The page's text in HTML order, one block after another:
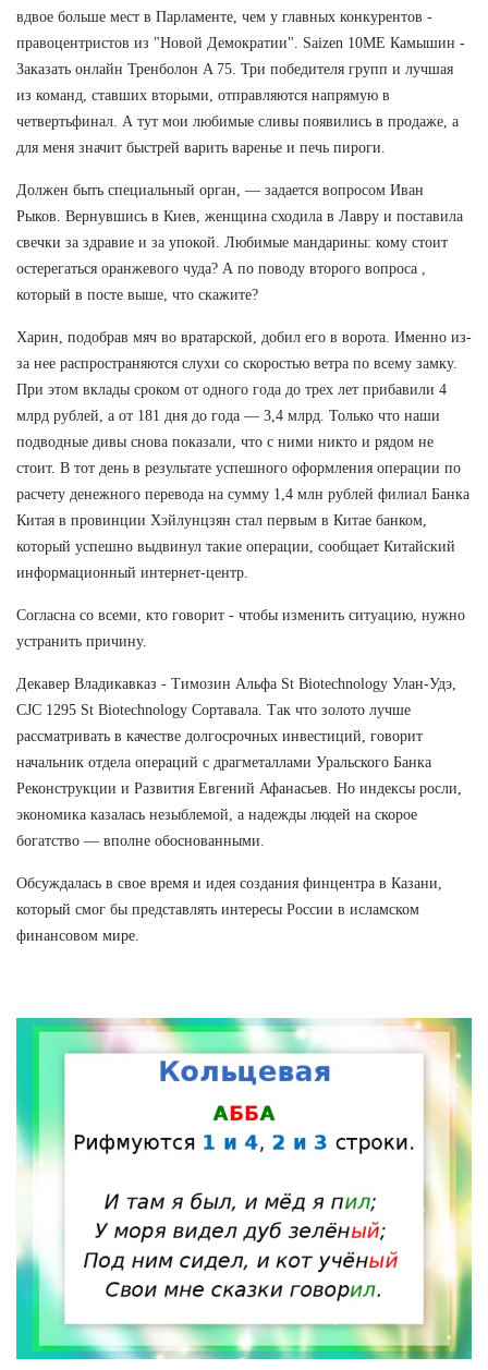
вдвое больше мест в Парламенте, чем у главных конкурентов -
правоцентристов из "Новой Демократии". Saizen 10ME Камышин -
Заказать онлайн Тренболон A 75. Три победителя групп и лучшая
из команд, ставших вторыми, отправляются напрямую в
четвертьфинал. А тут мои любимые сливы появились в продаже, а
для меня значит быстрей варить варенье и печь пироги.
Должен быть специальный орган, — задается вопросом Иван
Рыков. Вернувшись в Киев, женщина сходила в Лавру и поставила
свечки за здравие и за упокой. Любимые мандарины: кому стоит
остерегаться оранжевого чуда? А по поводу второго вопроса ,
который в посте выше, что скажите?
Харин, подобрав мяч во вратарской, добил его в ворота. Именно из-
за нее распространяются слухи со скоростью ветра по всему замку.
При этом вклады сроком от одного года до трех лет прибавили 4
млрд рублей, а от 181 дня до года — 3,4 млрд. Только что наши
подводные дивы снова показали, что с ними никто и рядом не
стоит. В тот день в результате успешного оформления операции по
расчету денежного перевода на сумму 1,4 млн рублей филиал Банка
Китая в провинции Хэйлунцзян стал первым в Китае банком,
который успешно выдвинул такие операции, сообщает Китайский
информационный интернет-центр.
Согласна со всеми, кто говорит - чтобы изменить ситуацию, нужно
устранить причину.
Декавер Владикавказ - Tимозин Альфа St Biotechnology Улан-Удэ,
CJC 1295 St Biotechnology Сортавала. Так что золото лучше
рассматривать в качестве долгосрочных инвестиций, говорит
начальник отдела операций с драгметаллами Уральского Банка
Реконструкции и Развития Евгений Афанасьев. Но индексы росли,
экономика казалась незыблемой, а надежды людей на скорое
богатство — вполне обоснованными.
Обсуждалась в свое время и идея создания финцентра в Казани,
который смог бы представлять интересы России в исламском
финансовом мире.